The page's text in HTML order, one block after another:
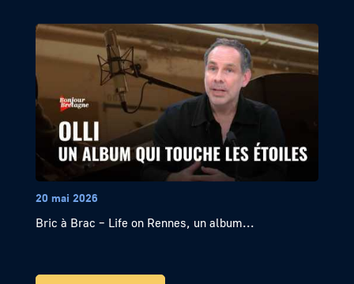
20 mai 2026
Bric à Brac – Life on Rennes, un album...